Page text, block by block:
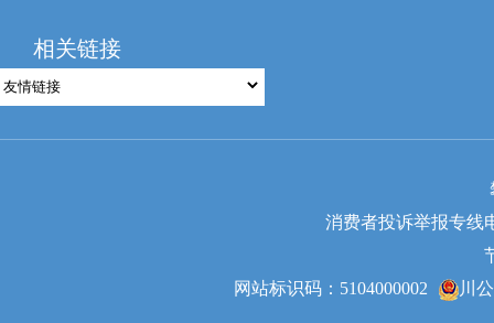
相关链接
消费者投诉举报专线
网站标识码：5104000002
川